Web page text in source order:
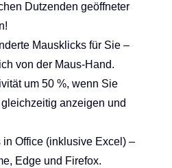
Dutzenden geöffneter
Mausklicks für Sie –
von der Maus-Hand.
um 50 %, wenn Sie
anzeigen und
in Office (inklusive Excel) –
Edge und Firefox.